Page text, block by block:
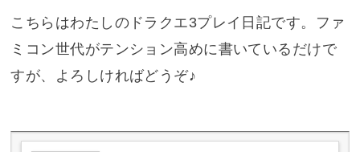
こちらはわたしのドラクエ3プレイ日記です。ファ
ミコン世代がテンション高めに書いているだけで
すが、よろしければどうぞ♪